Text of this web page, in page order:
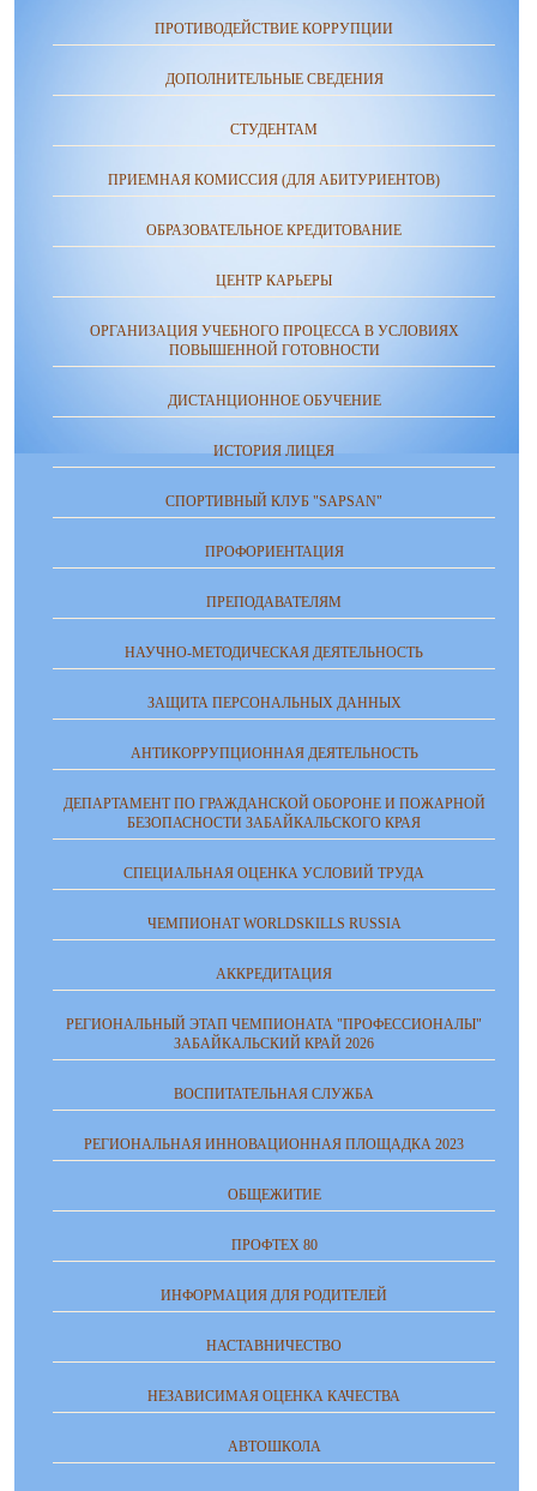
ПРОТИВОДЕЙСТВИЕ КОРРУПЦИИ
ДОПОЛНИТЕЛЬНЫЕ СВЕДЕНИЯ
СТУДЕНТАМ
ПРИЕМНАЯ КОМИССИЯ (ДЛЯ АБИТУРИЕНТОВ)
ОБРАЗОВАТЕЛЬНОЕ КРЕДИТОВАНИЕ
ЦЕНТР КАРЬЕРЫ
ОРГАНИЗАЦИЯ УЧЕБНОГО ПРОЦЕССА В УСЛОВИЯХ
ПОВЫШЕННОЙ ГОТОВНОСТИ
ДИСТАНЦИОННОЕ ОБУЧЕНИЕ
ИСТОРИЯ ЛИЦЕЯ
СПОРТИВНЫЙ КЛУБ "SAPSAN"
ПРОФОРИЕНТАЦИЯ
ПРЕПОДАВАТЕЛЯМ
НАУЧНО-МЕТОДИЧЕСКАЯ ДЕЯТЕЛЬНОСТЬ
ЗАЩИТА ПЕРСОНАЛЬНЫХ ДАННЫХ
АНТИКОРРУПЦИОННАЯ ДЕЯТЕЛЬНОСТЬ
ДЕПАРТАМЕНТ ПО ГРАЖДАНСКОЙ ОБОРОНЕ И ПОЖАРНОЙ
БЕЗОПАСНОСТИ ЗАБАЙКАЛЬСКОГО КРАЯ
СПЕЦИАЛЬНАЯ ОЦЕНКА УСЛОВИЙ ТРУДА
ЧЕМПИОНАТ WORLDSKILLS RUSSIA
АККРЕДИТАЦИЯ
РЕГИОНАЛЬНЫЙ ЭТАП ЧЕМПИОНАТА "ПРОФЕССИОНАЛЫ"
ЗАБАЙКАЛЬСКИЙ КРАЙ 2026
ВОСПИТАТЕЛЬНАЯ СЛУЖБА
РЕГИОНАЛЬНАЯ ИННОВАЦИОННАЯ ПЛОЩАДКА 2023
ОБЩЕЖИТИЕ
ПРОФТЕХ 80
ИНФОРМАЦИЯ ДЛЯ РОДИТЕЛЕЙ
НАСТАВНИЧЕСТВО
НЕЗАВИСИМАЯ ОЦЕНКА КАЧЕСТВА
АВТОШКОЛА